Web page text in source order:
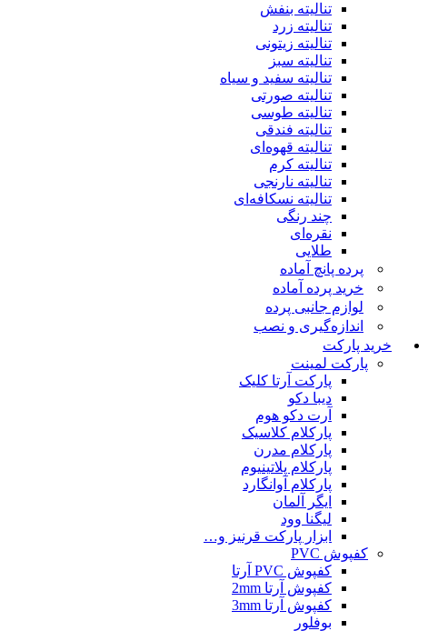
تنالیته بنفش
تنالیته زرد
تنالیته زیتونی
تنالیته سبز
تنالیته سفید و سیاه
تنالیته صورتی
تنالیته طوسی
تنالیته فندقی
تنالیته قهوه‌ای
تنالیته کرم
تنالیته نارنجی
تنالیته نسکافه‌ای
چند رنگی
نقره‌ای
طلایی
پرده پانچ آماده
خرید پرده آماده
لوازم جانبی پرده
اندازه‌گیری و نصب
خرید پارکت
پارکت لمینت
پارکت آرتا کلیک
دیبا دکو
آرت دکو هوم
پارکلام کلاسیک
پارکلام مدرن
پارکلام پلاتینیوم
پارکلام آوانگارد
ایگر آلمان
لیگنا وود
ابزار پارکت قرنیز و…
کفپوش PVC
کفپوش PVC آرتا
کفپوش آرتا 2mm
کفپوش آرتا 3mm
بوفلور